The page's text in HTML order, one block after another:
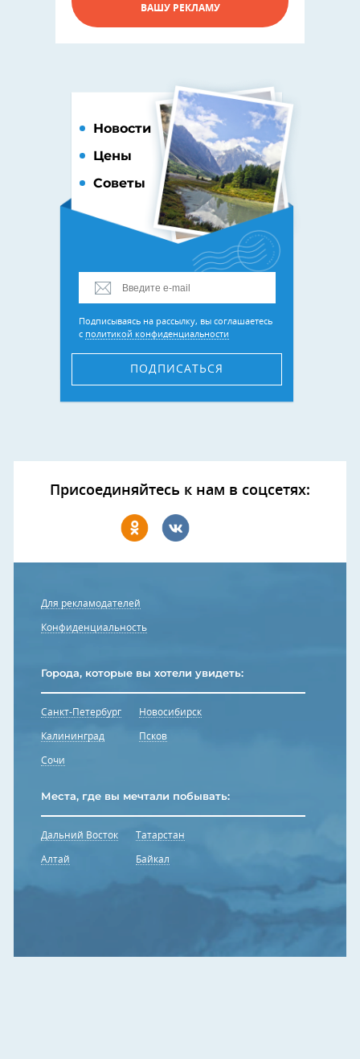
ВАШУ РЕКЛАМУ
Новости
Цены
Советы
Подписываясь на рассылку, вы соглашаетесь
с политикой конфиденциальности
ПОДПИСАТЬСЯ
Присоединяйтесь к нам в соцсетях:
Для рекламодателей
Конфиденциальность
Города, которые вы хотели увидеть:
Санкт-Петербург
Калининград
Сочи
Новосибирск
Псков
Места, где вы мечтали побывать:
Дальний Восток
Алтай
Татарстан
Байкал